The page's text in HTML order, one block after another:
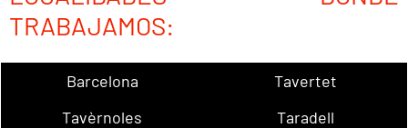
TRABAJAMOS:
Barcelona
Tavertet
Tavèrnoles
Taradell